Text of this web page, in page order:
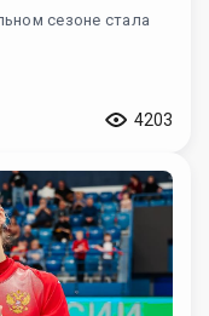
сезоне стала
4203